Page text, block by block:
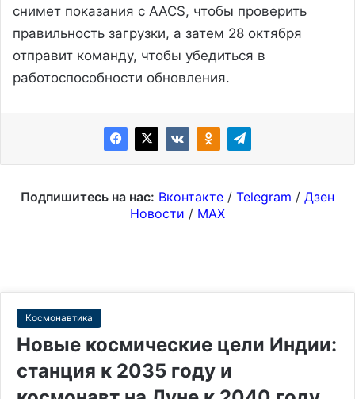
снимет показания с AACS, чтобы проверить
правильность загрузки, а затем 28 октября
отправит команду, чтобы убедиться в
работоспособности обновления.
Подпишитесь на нас: Вконтакте / Telegram / Дзен
Новости / MAX